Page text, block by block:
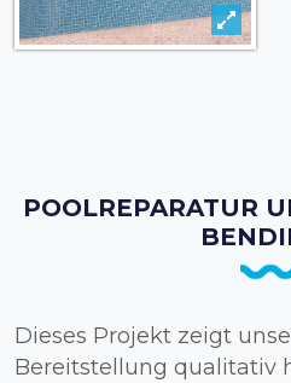
POOLREPARATUR
Dieses Projekt zeigt
Bereitstellung qualitativ